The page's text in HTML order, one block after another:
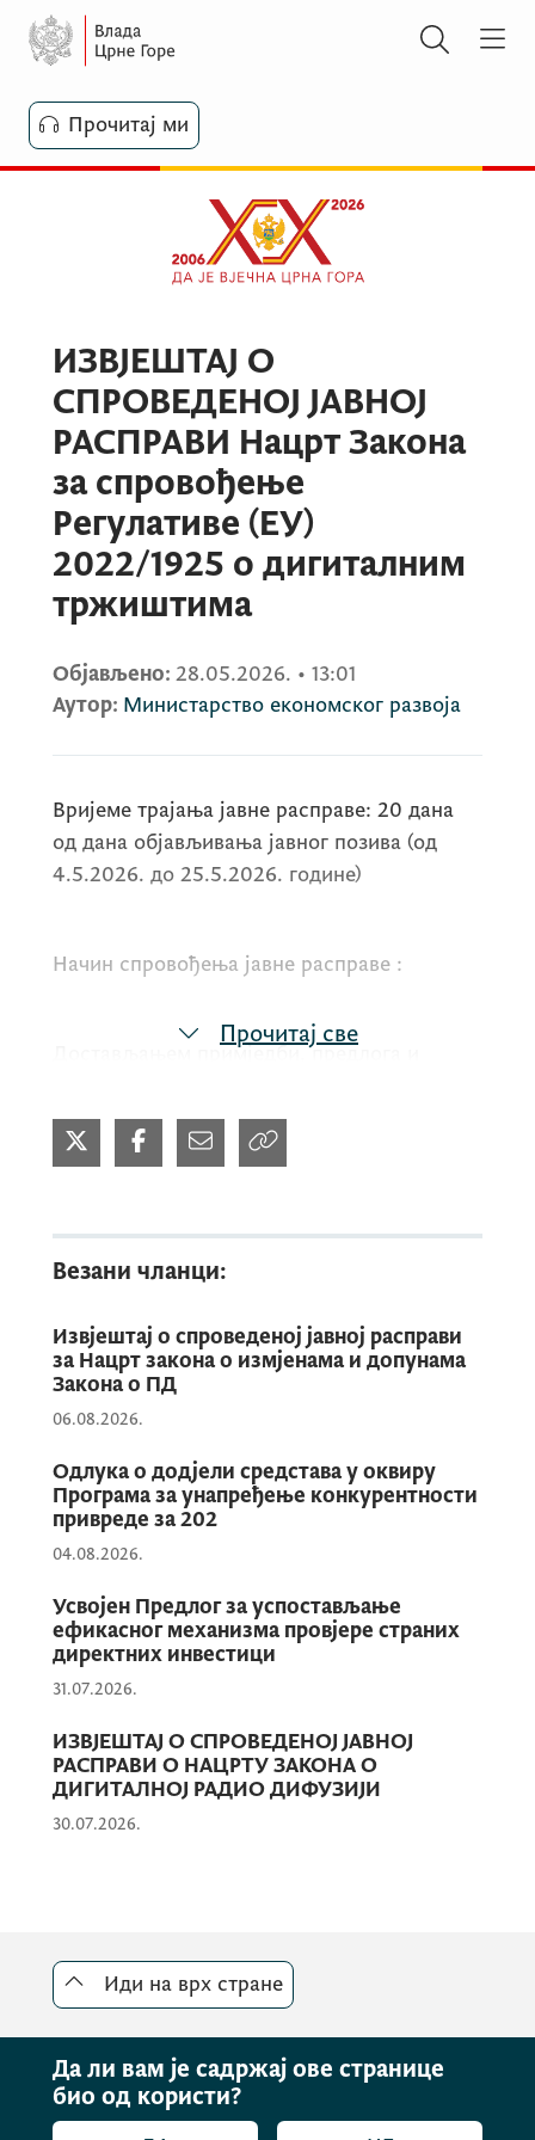
Прочитај ми
ИЗВЈЕШТАЈ О
СПРОВЕДЕНОЈ ЈАВНОЈ
РАСПРАВИ Нацрт Закона
за спровођење
Регулативе (ЕУ)
2022/1925 о дигиталним
тржиштима
Објављено: 28.05.2026. • 13:01
Аутор: Министарство економског развоја
Вријеме трајања јавне расправе: 20 дана
од дана објављивања јавног позива (од
4.5.2026. до 25.5.2026. године)
Начин спровођења јавне расправе :
Достављањем примједби, предлога и
Министарства економског развоја: Римски
трг број 46, 81.000 Подгорица или у
зељко.томовиц@мек.гов.метоком цијелог
трајања јавне расправе
Овлашћени представници министарства
који су учествовали у јавној расправи:
Јасна Вујовић, генерална директорица
Директората за унутрашње тржиште и
конкуренцију
Жељко Томовић, начелник Дирекције за
нормативне послове и међународну
конкуренције
Подаци о броју и структури учесника у
спровођење Регулативе (ЕУ) 2022/1925 о
дигиталним тржиштима није било
Прочитај све
Везани чланци:
Извјештај о спроведеној јавној расправи
за Нацрт закона о измјенама и допунама
Закона о ПД
06.08.2026.
Одлука о додјели средстава у оквиру
Програма за унапређење конкурентности
привреде за 202
04.08.2026.
Усвојен Предлог за успостављање
ефикасног механизма провјере страних
директних инвестици
31.07.2026.
ИЗВЈЕШТАЈ О СПРОВЕДЕНОЈ ЈАВНОЈ
РАСПРАВИ О НАЦРТУ ЗАКОНА О
ДИГИТАЛНОЈ РАДИО ДИФУЗИЈИ
30.07.2026.
Иди на врх стране
Да ли вам је садржај ове странице
био од користи?